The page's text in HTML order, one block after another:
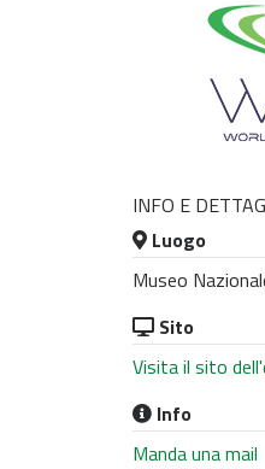
INFO E
Luogo
Museo
Sito
Visita il sito
Info
Manda una mail